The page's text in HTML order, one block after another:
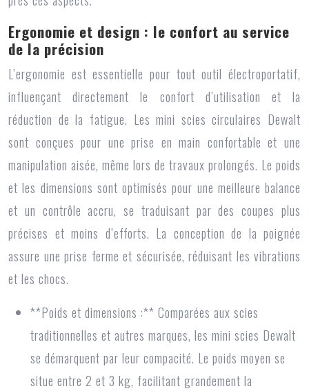
Ergonomie et design : le confort au service
de la précision
L’ergonomie est essentielle pour tout outil électroportatif,
influençant directement le confort d’utilisation et la
réduction de la fatigue. Lesmini scies circulaires Dewalt
sont conçues pour une prise en main confortable et une
manipulation aisée, même lors de travaux prolongés. Le poids
et les dimensions sont optimisés pour une meilleure balance
et un contrôle accru, se traduisant par des coupes plus
précises et moins d’efforts. La conception de la poignée
assure une prise ferme et sécurisée, réduisant les vibrations
et les chocs.
**Poids et dimensions :** Comparées aux scies
traditionnelles et autres marques, les mini scies Dewalt
se démarquent par leur compacité. Le poids moyen se
situe entre 2 et 3 kg, facilitant grandement la